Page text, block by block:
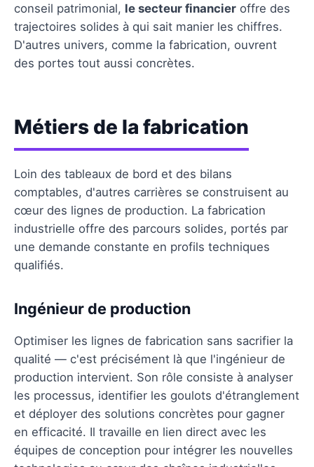
conseil patrimonial, le secteur financier offre des
trajectoires solides à qui sait manier les chiffres.
D'autres univers, comme la fabrication, ouvrent
des portes tout aussi concrètes.
Métiers de la fabrication
Loin des tableaux de bord et des bilans
comptables, d'autres carrières se construisent au
cœur des lignes de production. La fabrication
industrielle offre des parcours solides, portés par
une demande constante en profils techniques
qualifiés.
Ingénieur de production
Optimiser les lignes de fabrication sans sacrifier la
qualité — c'est précisément là que l'ingénieur de
production intervient. Son rôle consiste à analyser
les processus, identifier les goulots d'étranglement
et déployer des solutions concrètes pour gagner
en efficacité. Il travaille en lien direct avec les
équipes de conception pour intégrer les nouvelles